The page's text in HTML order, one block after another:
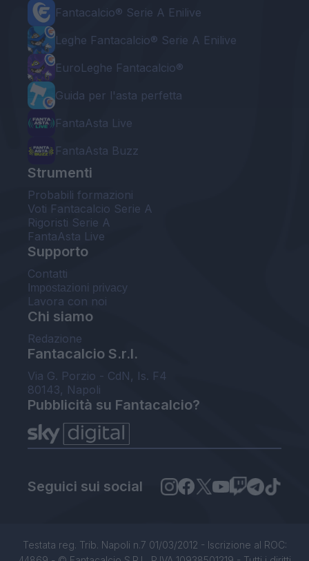
Fantacalcio® Serie A Enilive
Leghe Fantacalcio® Serie A Enilive
EuroLeghe Fantacalcio®
Guida per l'asta perfetta
FantaAsta Live
FantaAsta Buzz
Strumenti
Probabili formazioni
Voti Fantacalcio Serie A
Rigoristi Serie A
FantaAsta Live
Supporto
Contatti
Impostazioni privacy
Lavora con noi
Chi siamo
Redazione
Fantacalcio S.r.l.
Via G. Porzio - CdN, Is. F4
80143, Napoli
Pubblicità su Fantacalcio?
Seguici sui social
Testata reg. Trib. Napoli n.7 01/03/2012 - Iscrizione al ROC: